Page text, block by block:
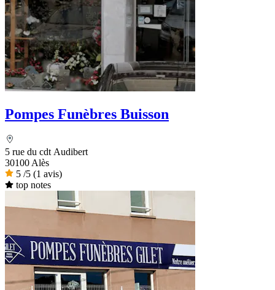
Pompes Funèbres Buisson
5 rue du cdt Audibert
30100 Alès
5 /5 (1 avis)
top notes